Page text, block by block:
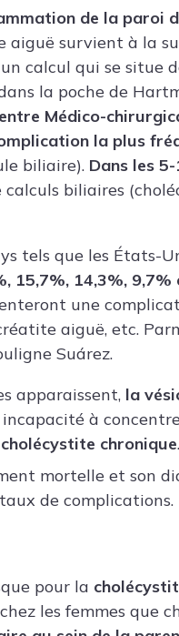
de la paroi
aiguë survient à la
calcul qui se situe
la poche de
Médico-
la plus
biliaire). Dans les
calculs biliaires
tels que les États-
15,7%, 14,3%, 9,7%
une
aiguë, etc.
Suárez.
apparaissent, la
à
cholécystite chronique.
mortelle et son
de complications.
pour la
les femmes que